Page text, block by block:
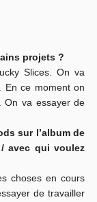
projets ?
Slices. On va
En ce moment on
On va essayer de
sur l’album de
avec qui voulez
choses en cours
de travailler